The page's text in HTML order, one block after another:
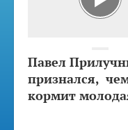
Павел
признался,
кормит